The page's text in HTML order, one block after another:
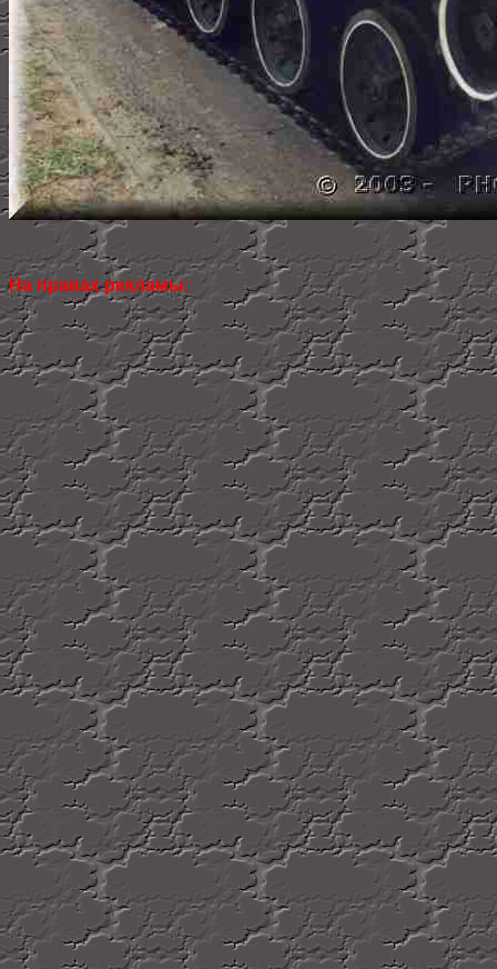
На правах рекламы: